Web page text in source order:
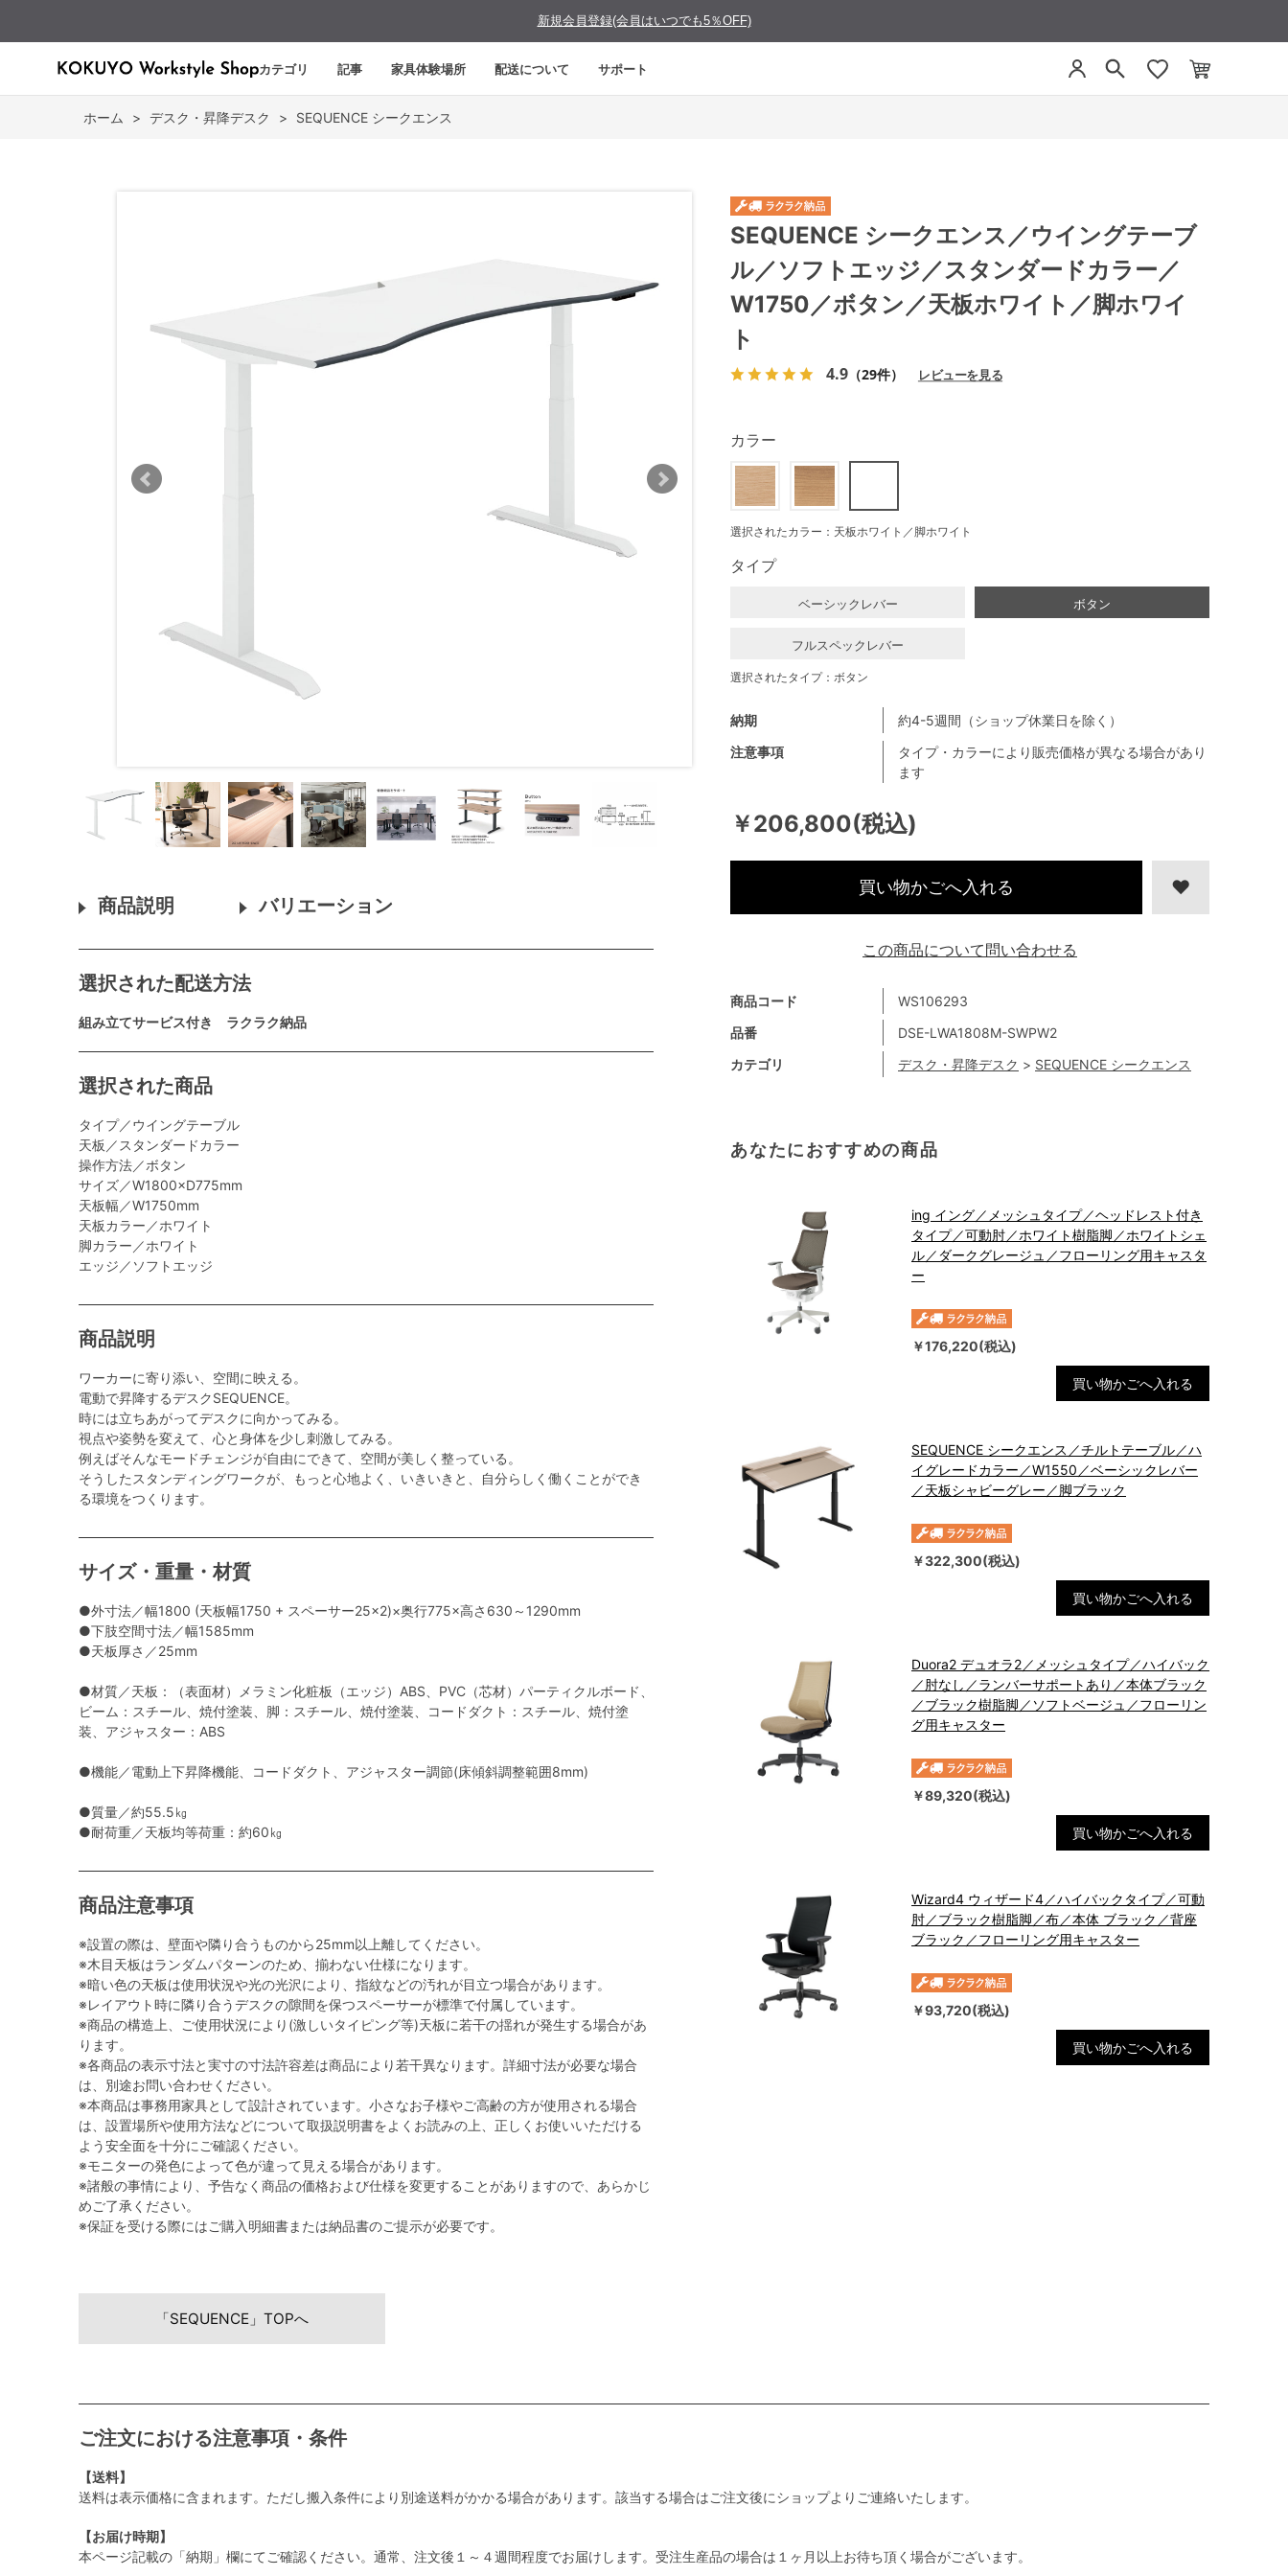
新規会員登録(会員はいつでも5％OFF)
カテゴリ 記事 家具体験場所 配送について サポート
ホーム > デスク・昇降デスク > SEQUENCE シークエンス
商品説明 バリエーション
選択された配送方法
組み立てサービス付き ラクラク納品
選択された商品
タイプ／ウイングテーブル
天板／スタンダードカラー
操作方法／ボタン
サイズ／W1800×D775mm
天板幅／W1750mm
天板カラー／ホワイト
脚カラー／ホワイト
エッジ／ソフトエッジ
商品説明
ワーカーに寄り添い、空間に映える。
電動で昇降するデスクSEQUENCE。
時には立ちあがってデスクに向かってみる。
視点や姿勢を変えて、心と身体を少し刺激してみる。
例えばそんなモードチェンジが自由にできて、空間が美しく整っている。
そうしたスタンディングワークが、もっと心地よく、いきいきと、自分らしく働くことができ
る環境をつくります。
サイズ・重量・材質
●外寸法／幅1800 (天板幅1750 + スペーサー25×2)×奥行775×高さ630～1290mm
●下肢空間寸法／幅1585mm
●天板厚さ／25mm
●材質／天板：（表面材）メラミン化粧板（エッジ）ABS、PVC（芯材）パーティクルボード、
ビーム：スチール、焼付塗装、脚：スチール、焼付塗装、コードダクト：スチール、焼付塗
装、アジャスター：ABS
●機能／電動上下昇降機能、コードダクト、アジャスター調節(床傾斜調整範囲8mm)
●質量／約55.5㎏
●耐荷重／天板均等荷重：約60㎏
商品注意事項
※設置の際は、壁面や隣り合うものから25mm以上離してください。
※木目天板はランダムパターンのため、揃わない仕様になります。
※暗い色の天板は使用状況や光の光沢により、指紋などの汚れが目立つ場合があります。
※レイアウト時に隣り合うデスクの隙間を保つスペーサーが標準で付属しています。
※商品の構造上、ご使用状況により(激しいタイピング等)天板に若干の揺れが発生する場合があ
ります。
※各商品の表示寸法と実寸の寸法許容差は商品により若干異なります。詳細寸法が必要な場合
は、別途お問い合わせください。
※本商品は事務用家具として設計されています。小さなお子様やご高齢の方が使用される場合
は、設置場所や使用方法などについて取扱説明書をよくお読みの上、正しくお使いいただける
よう安全面を十分にご確認ください。
※モニターの発色によって色が違って見える場合があります。
※諸般の事情により、予告なく商品の価格および仕様を変更することがありますので、あらかじ
めご了承ください。
※保証を受ける際にはご購入明細書または納品書のご提示が必要です。
SEQUENCE シークエンス／ウイングテーブ
ル／ソフトエッジ／スタンダードカラー／
W1750／ボタン／天板ホワイト／脚ホワイ
ト
4.9 （29件） レビューを見る
￥206,800(税込)
商品コード
WS106293
品番
DSE-LWA1808M-SWPW2
カテゴリ
デスク・昇降デスク > SEQUENCE シークエンス
注意事項
タイプ・カラーにより販売価格が異なる場合があり
ます
納期 約4-5週間（ショップ休業日を除く）
カラー
選択されたカラー：天板ホワイト／脚ホワイト
タイプ
ベーシックレバー ボタン
フルスペックレバー
選択されたタイプ：ボタン
買い物かごへ入れる
あなたにおすすめの商品
ing イング／メッシュタイプ／ヘッドレスト付き
タイプ／可動肘／ホワイト樹脂脚／ホワイトシェ
ル／ダークグレージュ／フローリング用キャスタ
ー
￥176,220(税込)
買い物かごへ入れる
SEQUENCE シークエンス／チルトテーブル／ハ
イグレードカラー／W1550／ベーシックレバー
／天板シャビーグレー／脚ブラック
￥322,300(税込)
買い物かごへ入れる
Duora2 デュオラ2／メッシュタイプ／ハイバック
／肘なし／ランバーサポートあり／本体ブラック
／ブラック樹脂脚／ソフトベージュ／フローリン
グ用キャスター
￥89,320(税込)
買い物かごへ入れる
Wizard4 ウィザード4／ハイバックタイプ／可動
肘／ブラック樹脂脚／布／本体 ブラック／背座
ブラック／フローリング用キャスター
￥93,720(税込)
買い物かごへ入れる
この商品について問い合わせる
「SEQUENCE」TOPへ
ご注文における注意事項・条件
【送料】
送料は表示価格に含まれます。ただし搬入条件により別途送料がかかる場合があります。該当する場合はご注文後にショップよりご連絡いたします。
【お届け時期】
本ページ記載の「納期」欄にてご確認ください。通常、注文後１～４週間程度でお届けします。受注生産品の場合は１ヶ月以上お待ち頂く場合がございます。